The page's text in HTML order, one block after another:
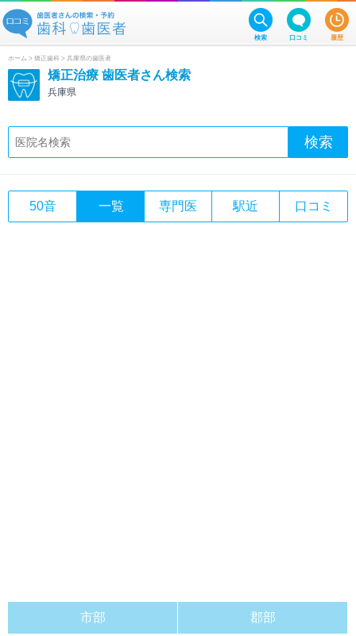
検索 口コミ 履歴
ホーム > 矯正歯科 > 兵庫県の歯医者
矯正治療 歯医者さん検索
兵庫県
50音 一覧 専門医 駅近 口コミ
市部 郡部